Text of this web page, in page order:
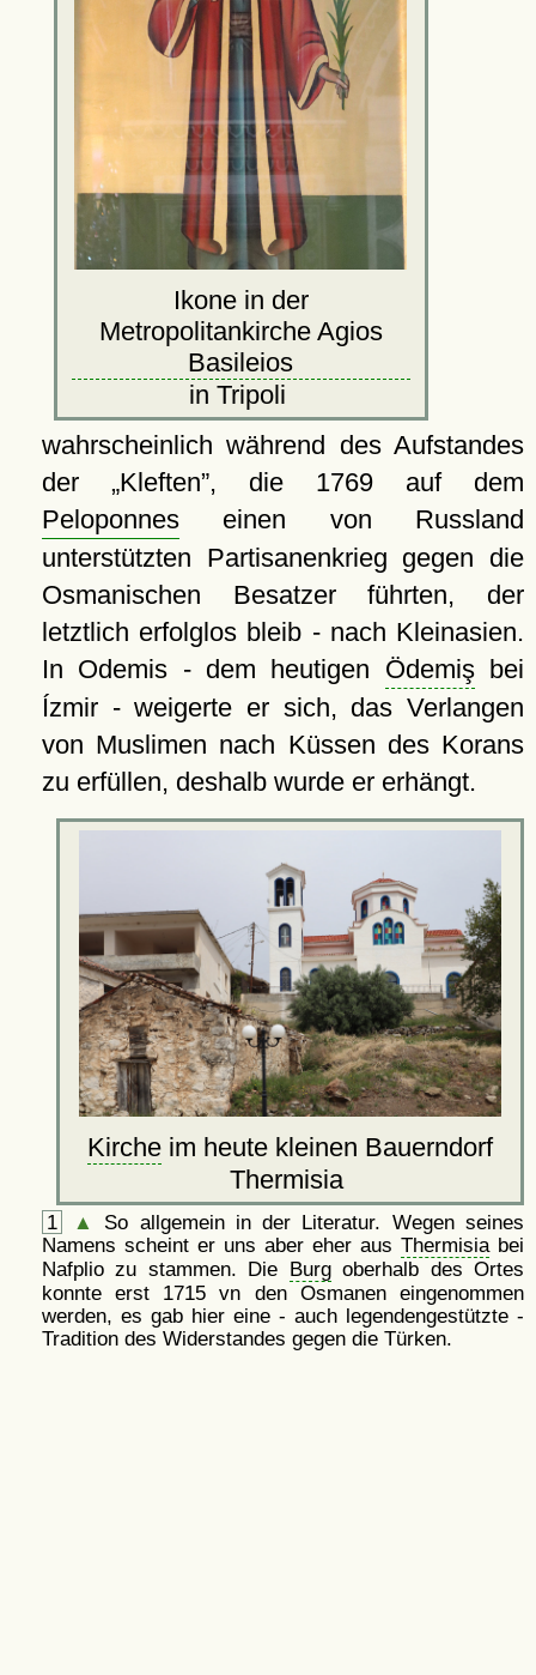
Ikone in der
Metropolitankirche Agios
Basileios
in Tripoli
wahrscheinlich während des Aufstandes
der
Kleften , die 1769 auf dem
Peloponneseinen von Russland
unterstützten Partisanenkrieg gegen die
Osmanischen Besatzer führten, der
letztlich erfolglos bleib - nach Kleinasien.
In Odemis - dem heutigen Ödemişbei
Ízmir - weigerte er sich, das Verlangen
von Muslimen nach Küssen des Korans
zu erfüllen, deshalb wurde er erhängt.
Kirche im heute kleinen Bauerndorf
Thermisia
1 ▲
So allgemein in der Literatur. Wegen seines
Namens scheint er uns aber eher aus Thermisiabei
Nafplio zu stammen. Die Burgoberhalb des Ortes
konnte erst 1715 vn den Osmanen eingenommen
werden, es gab hier eine - auch legendengestützte -
Tradition des Widerstandes gegen die Türken.